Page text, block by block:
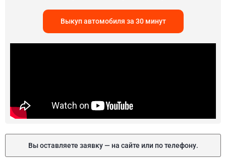
Выкуп автомобиля за 30 минут
Вы оставляете заявку — на сайте или по телефону.